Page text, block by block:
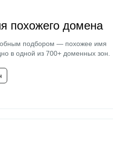
похожего домена
подбором — похожее имя
в одной из 700+ доменных зон.